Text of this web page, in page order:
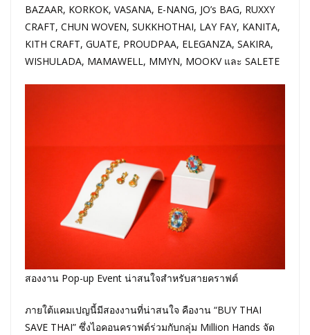
BAZAAR, KORKOK, VASANA, E-NANG, JO’s BAG, RUXXY
CRAFT, CHUN WOVEN, SUKKHOTHAI, LAY FAY, KANITA,
KITH CRAFT, GUATE, PROUDPAA, ELEGANZA, SAKIRA,
WISHULADA, MAMAWELL, MMYN, MOOKV และ SALETE
สองงาน Pop-up Event น่าสนใจสำหรับสายคราฟต์
ภายใต้แคมเปญนี้มีสองงานที่น่าสนใจ คืองาน “BUY THAI
SAVE THAI” ซึ่งไอคอนคราฟต์ร่วมกับกลุ่ม Million Hands จัด